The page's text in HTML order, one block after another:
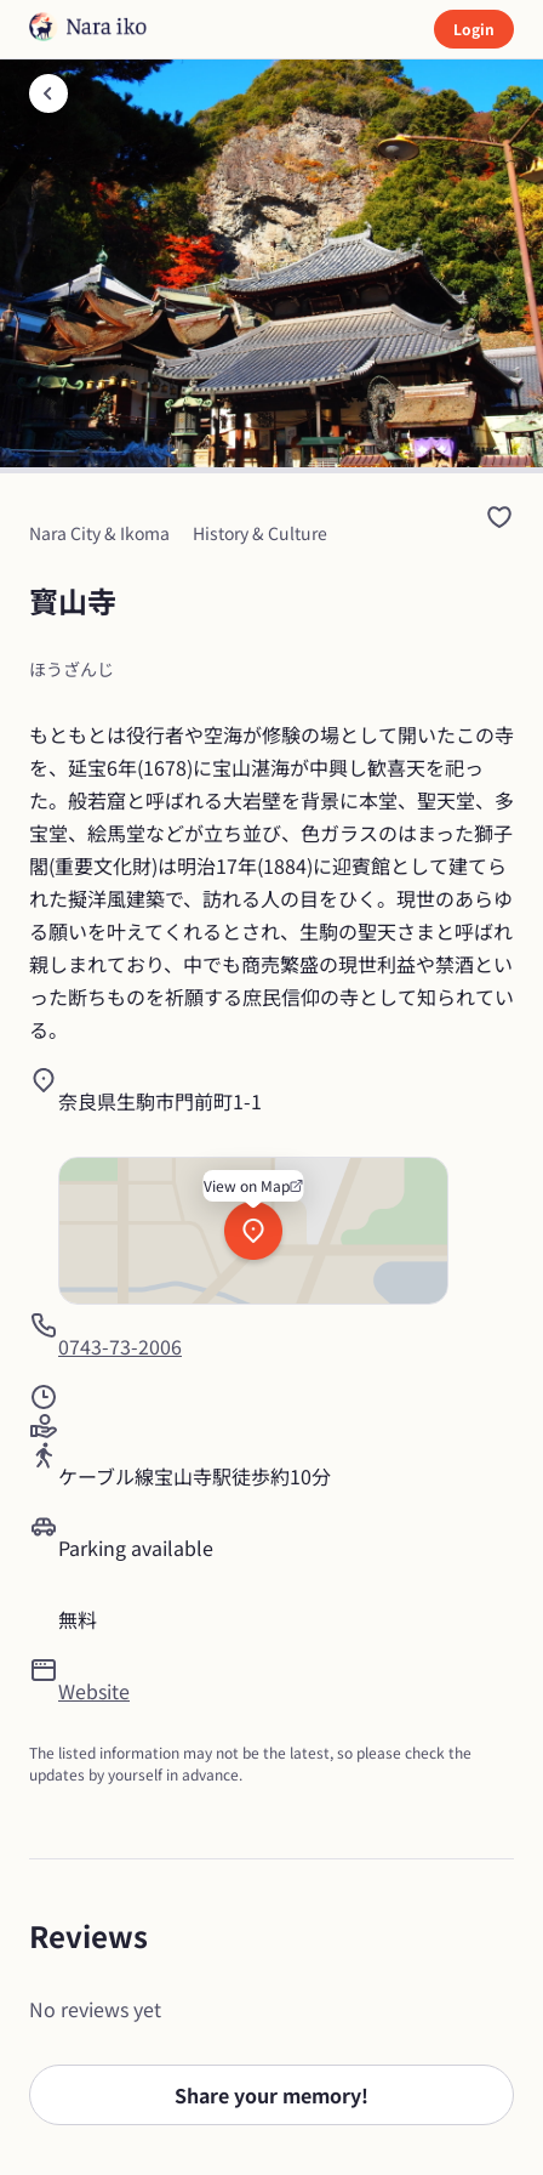
Login
Nara City & Ikoma History & Culture
寳山寺
ほうざんじ
もともとは役行者や空海が修験の場として開いたこの寺
を、延宝6年(1678)に宝山湛海が中興し歓喜天を祀っ
た。般若窟と呼ばれる大岩壁を背景に本堂、聖天堂、多
宝堂、絵馬堂などが立ち並び、色ガラスのはまった獅子
閣(重要文化財)は明治17年(1884)に迎賓館として建てら
れた擬洋風建築で、訪れる人の目をひく。現世のあらゆ
る願いを叶えてくれるとされ、生駒の聖天さまと呼ばれ
親しまれており、中でも商売繁盛の現世利益や禁酒とい
った断ちものを祈願する庶民信仰の寺として知られてい
る。
奈良県生駒市門前町1-1
View on Map
0743-73-2006
ケーブル線宝山寺駅徒歩約10分
Parking available
無料
Website
The listed information may not be the latest, so please check the
updates by yourself in advance.
Reviews
No reviews yet
Share your memory!